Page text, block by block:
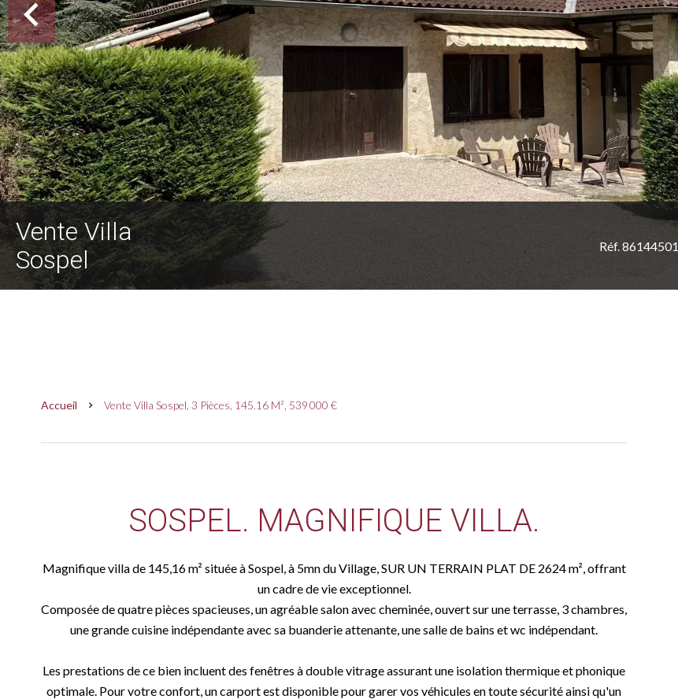
Vente Villa
Sospel
Réf. 86144501
Accueil Vente Villa Sospel, 3 Pièces, 145.16 M², 539 000 €
SOSPEL. MAGNIFIQUE VILLA.
Magnifique villa de 145,16 m² située à Sospel, à 5mn du Village, SUR UN TERRAIN PLAT DE 2624 m², offrant
un cadre de vie exceptionnel.
Composée de quatre pièces spacieuses, un agréable salon avec cheminée, ouvert sur une terrasse, 3 chambres,
une grande cuisine indépendante avec sa buanderie attenante, une salle de bains et wc indépendant.
Les prestations de ce bien incluent des fenêtres à double vitrage assurant une isolation thermique et phonique
optimale. Pour votre confort, un carport est disponible pour garer vos véhicules en toute sécurité ainsi qu'un